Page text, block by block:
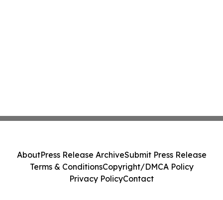
AboutPress Release ArchiveSubmit Press Release
Terms & ConditionsCopyright/DMCA Policy
Privacy PolicyContact